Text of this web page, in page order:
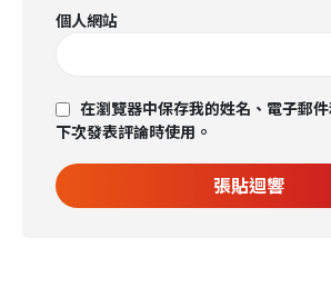
個人網站
在瀏覽器中保存我的姓名、電子郵
下次發表評論時使用。